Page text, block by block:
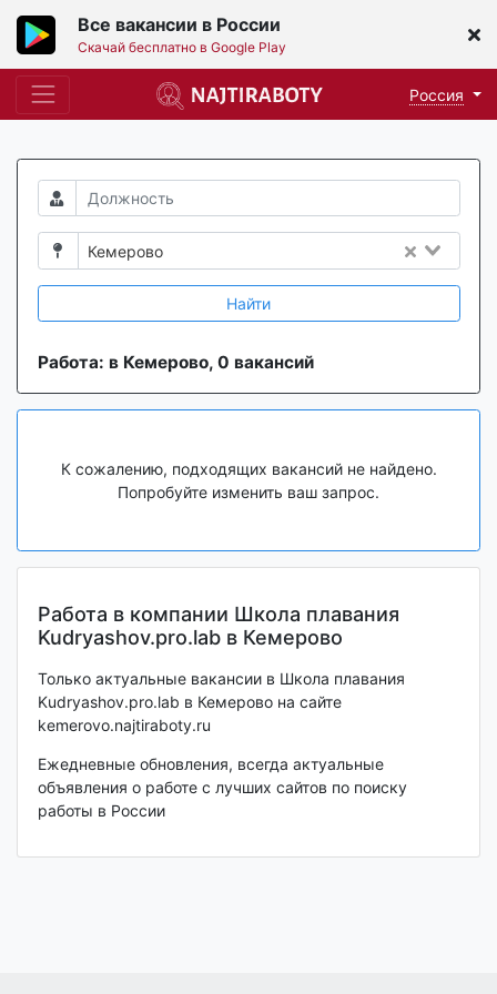
Все вакансии в России
Скачай бесплатно в Google Play
Россия
Кемерово
Найти
Работа: в Кемерово, 0 вакансий
К сожалению, подходящих вакансий не найдено.
Попробуйте изменить ваш запрос.
Работа в компании Школа плавания
Kudryashov.pro.lab в Кемерово
Только актуальные вакансии в Школа плавания
Kudryashov.pro.lab в Кемерово на сайте
kemerovo.najtiraboty.ru
Ежедневные обновления, всегда актуальные
объявления о работе с лучших сайтов по поиску
работы в России